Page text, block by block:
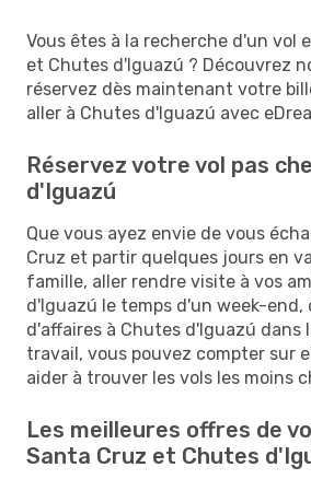
Vous êtes à la recherche d'un vol
et Chutes d'Iguazú ? Découvrez
réservez dès maintenant votre
aller à Chutes d'Iguazú avec
Réservez votre vol pas
d'Iguazú
Que vous ayez envie de vous
Cruz et partir quelques jours en
famille, aller rendre visite à vos
d'Iguazú le temps d'un week-
d'affaires à Chutes d'Iguazú dans
travail, vous pouvez compter sur
aider à trouver les vols les moins
Les meilleures offres de
Santa Cruz et Chutes